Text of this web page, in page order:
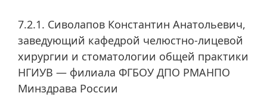
7.2.1. Сиволапов Константин Анатольевич,
заведующий кафедрой челюстно-лицевой
хирургии и стоматологии общей практики
НГИУВ — филиала ФГБОУ ДПО РМАНПО
Минздрава России